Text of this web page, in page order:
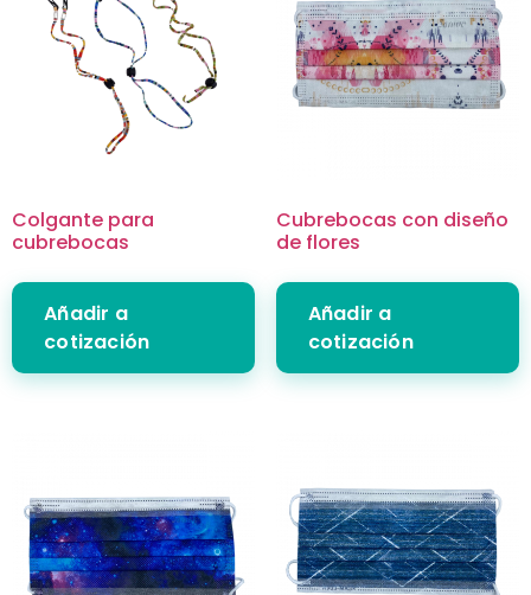
Colgante para
cubrebocas
Añadir a
cotización
Cubrebocas con diseño
de flores
Añadir a
cotización